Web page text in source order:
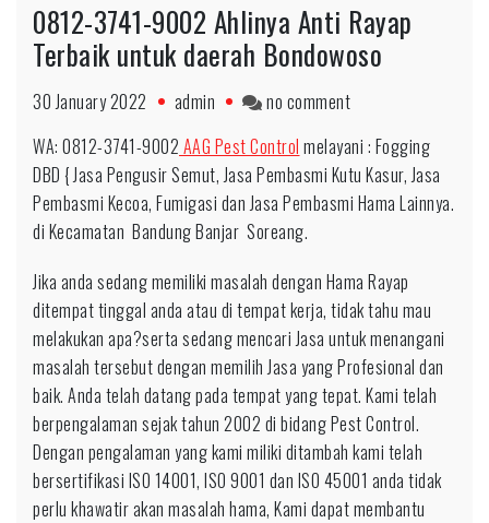
0812-3741-9002 Ahlinya Anti Rayap
Terbaik untuk daerah Bondowoso
30 January 2022 admin no commenton
3741-
9002
Ahlinya
Rayap
Terbaik
untuk
daerah
Bondowoso
WA: 0812-3741-9002 AAG Pest Control melayani : Fogging
DBD { Jasa Pengusir Semut, Jasa Pembasmi Kutu Kasur, Jasa
Pembasmi Kecoa, Fumigasi dan Jasa Pembasmi Hama Lainnya.
di Kecamatan Bandung Banjar Soreang.
Jika anda sedang memiliki masalah dengan Hama Rayap
ditempat tinggal anda atau di tempat kerja, tidak tahu mau
melakukan apa?serta sedang mencari Jasa untuk menangani
masalah tersebut dengan memilih Jasa yang Profesional dan
baik. Anda telah datang pada tempat yang tepat. Kami telah
berpengalaman sejak tahun 2002 di bidang Pest Control.
Dengan pengalaman yang kami miliki ditambah kami telah
bersertifikasi ISO 14001, ISO 9001 dan ISO 45001 anda tidak
perlu khawatir akan masalah hama, Kami dapat membantu